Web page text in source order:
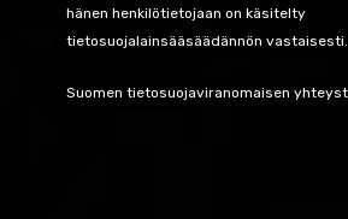
hänen henkilötietojaan on käsitelty
tietosuojalainsääsäädännön vastaisesti.
Suomen tietosuojaviranomaisen